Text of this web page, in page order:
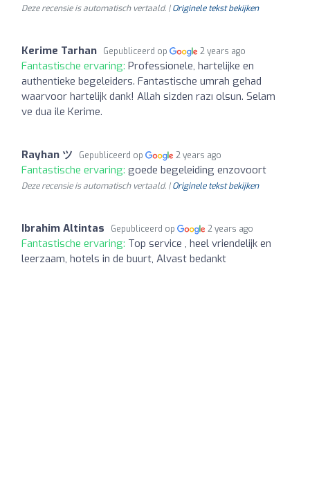
Deze recensie is automatisch vertaald. |Originele tekst bekijken
Kerime Tarhan Gepubliceerd op 2 years ago
Fantastische ervaring: Professionele, hartelijke en
authentieke begeleiders. Fantastische umrah gehad
waarvoor hartelijk dank! Allah sizden razı olsun. Selam
ve dua ile Kerime.
Rayhan ツ Gepubliceerd op 2 years ago
Fantastische ervaring: goede begeleiding enzovoort
Deze recensie is automatisch vertaald. |Originele tekst bekijken
Ibrahim Altintas Gepubliceerd op 2 years ago
Fantastische ervaring: Top service , heel vriendelijk en
leerzaam, hotels in de buurt, Alvast bedankt